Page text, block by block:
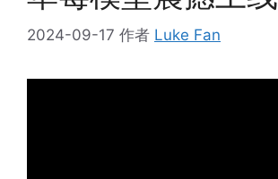
2024-09-17 作者 Luke Fan